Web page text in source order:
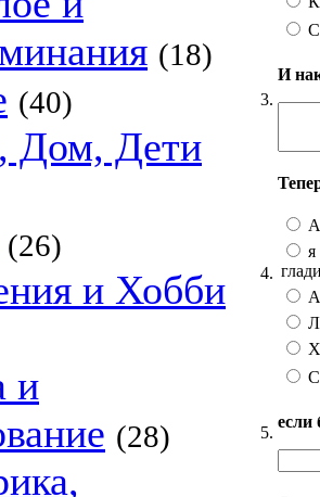
(18)
(40)
Дом, Дети
(26)
и Хобби
и
(28)
3.
И
4.
я
5.
если